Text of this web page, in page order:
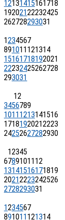
12131415161718
19202122232425
262728293031
1234567
891011 121314
15161718192021
22232425262728
293031
12
3456789
1011 1213141516
17181920212223
24252627282930
12345
67891011 12
13141516171819
20212223242526
2728293031
1234567
891011 121314